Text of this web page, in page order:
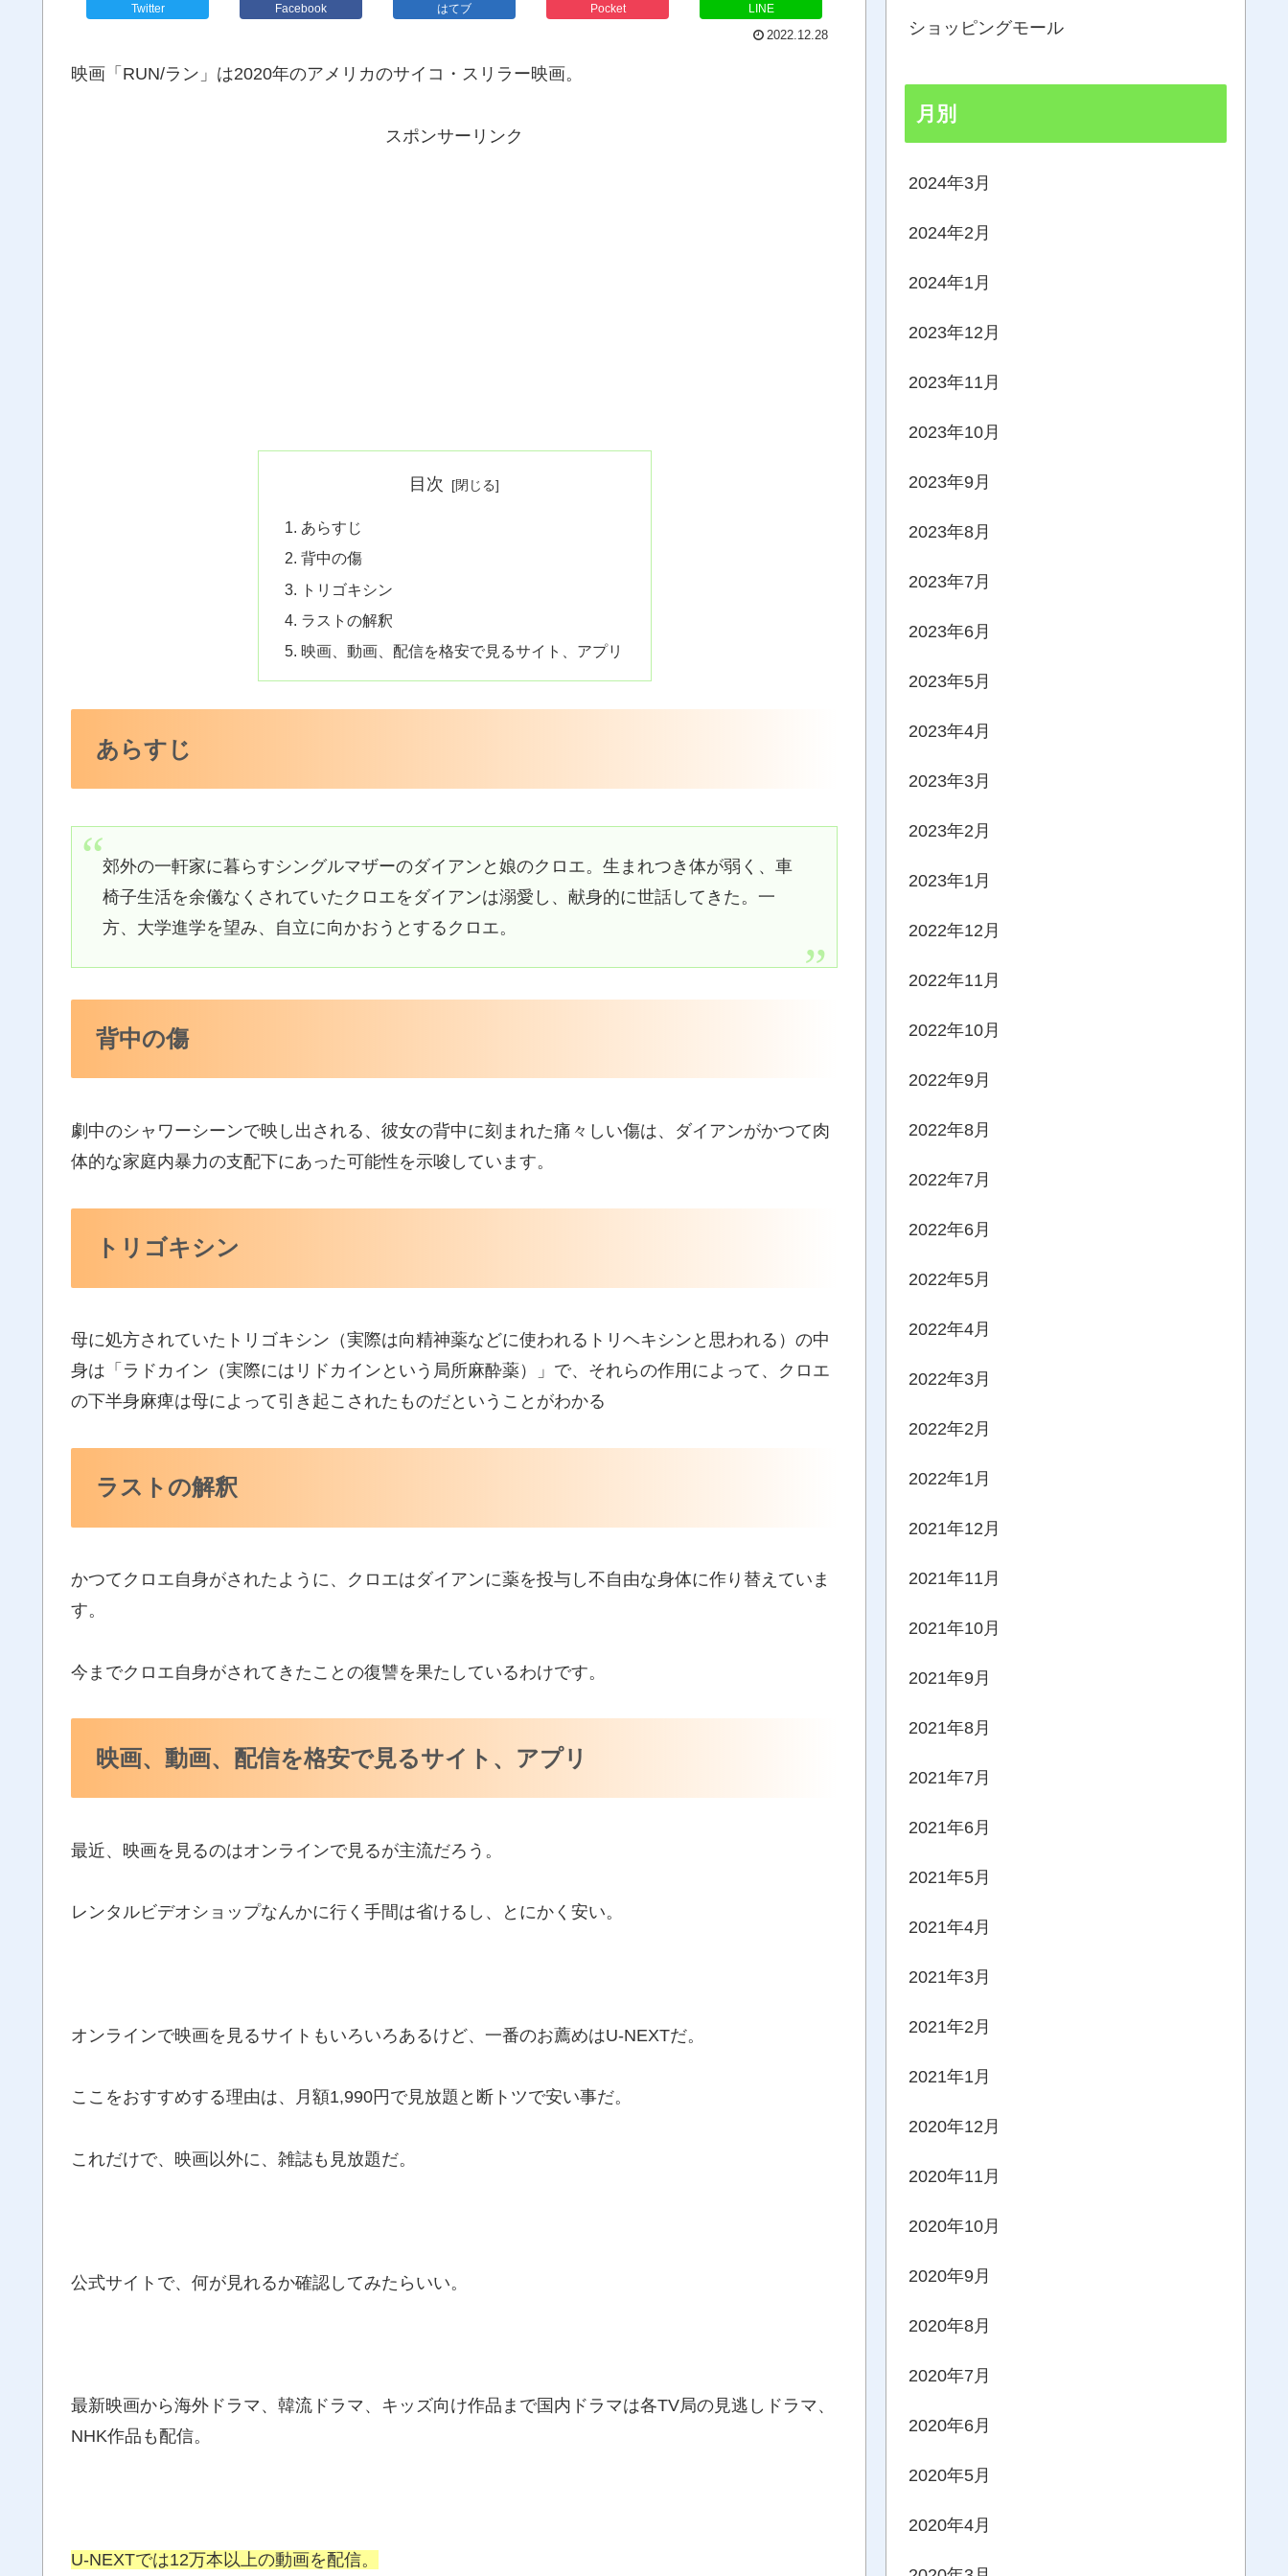
Twitter Facebook はてブ Pocket LINE
2022.12.28
映画「RUN/ラン」は2020年のアメリカのサイコ・スリラー映画。
スポンサーリンク
目次
あらすじ
背中の傷
トリゴキシン
ラストの解釈
映画、動画、配信を格安で見るサイト、アプリ
あらすじ
郊外の一軒家に暮らすシングルマザーのダイアンと娘のクロエ。生まれつき体が弱く、車
椅子生活を余儀なくされていたクロエをダイアンは溺愛し、献身的に世話してきた。一
方、大学進学を望み、自立に向かおうとするクロエ。
背中の傷
劇中のシャワーシーンで映し出される、彼女の背中に刻まれた痛々しい傷は、ダイアンがかつて肉
体的な家庭内暴力の支配下にあった可能性を示唆しています。
トリゴキシン
母に処方されていたトリゴキシン（実際は向精神薬などに使われるトリヘキシンと思われる）の中
身は「ラドカイン（実際にはリドカインという局所麻酔薬）」で、それらの作用によって、クロエ
の下半身麻痺は母によって引き起こされたものだということがわかる
ラストの解釈
かつてクロエ自身がされたように、クロエはダイアンに薬を投与し不自由な身体に作り替えていま
す。
今までクロエ自身がされてきたことの復讐を果たしているわけです。
映画、動画、配信を格安で見るサイト、アプリ
最近、映画を見るのはオンラインで見るが主流だろう。
レンタルビデオショップなんかに行く手間は省けるし、とにかく安い。
オンラインで映画を見るサイトもいろいろあるけど、一番のお薦めはU-NEXTだ。
ここをおすすめする理由は、月額1,990円で見放題と断トツで安い事だ。
これだけで、映画以外に、雑誌も見放題だ。
公式サイトで、何が見れるか確認してみたらいい。
最新映画から海外ドラマ、韓流ドラマ、キッズ向け作品まで国内ドラマは各TV局の見逃しドラマ、
NHK作品も配信。
U-NEXTでは12万本以上の動画を配信。
ショッピングモール
月別
2024年3月
2024年2月
2024年1月
2023年12月
2023年11月
2023年10月
2023年9月
2023年8月
2023年7月
2023年6月
2023年5月
2023年4月
2023年3月
2023年2月
2023年1月
2022年12月
2022年11月
2022年10月
2022年9月
2022年8月
2022年7月
2022年6月
2022年5月
2022年4月
2022年3月
2022年2月
2022年1月
2021年12月
2021年11月
2021年10月
2021年9月
2021年8月
2021年7月
2021年6月
2021年5月
2021年4月
2021年3月
2021年2月
2021年1月
2020年12月
2020年11月
2020年10月
2020年9月
2020年8月
2020年7月
2020年6月
2020年5月
2020年4月